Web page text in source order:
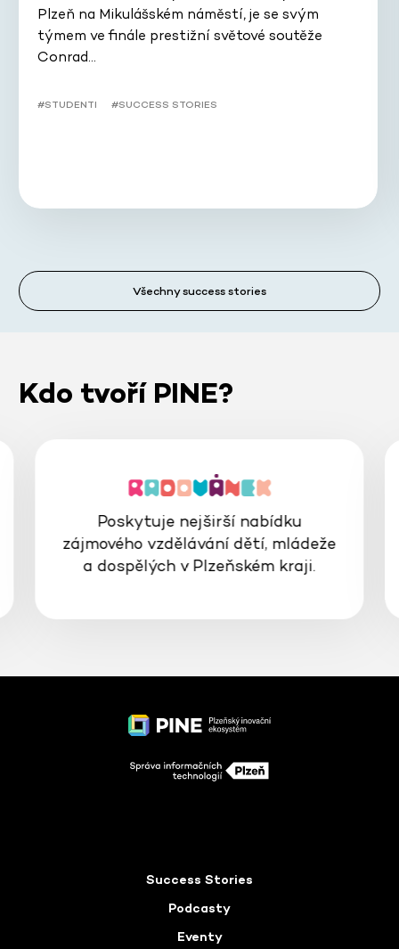
Plzeň na Mikulášském náměstí, je se svým
týmem ve finále prestižní světové soutěže
Conrad…
#STUDENTI #SUCCESS STORIES
Všechny success stories
Kdo tvoří PINE?
Poskytuje nejširší nabídku
zájmového vzdělávání dětí, mládeže
a dospělých v Plzeňském kraji.
Success Stories
Podcasty
Eventy